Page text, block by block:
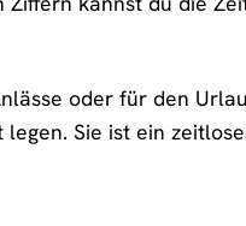
oder für den
Sie ist ein